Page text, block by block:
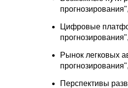
Цифровые
Рынок легковых
Перспективы